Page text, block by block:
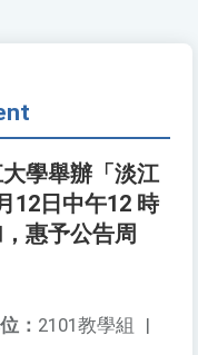
學舉辦「淡江
12日中午12 時
惠予公告周
： 2101教學組 |